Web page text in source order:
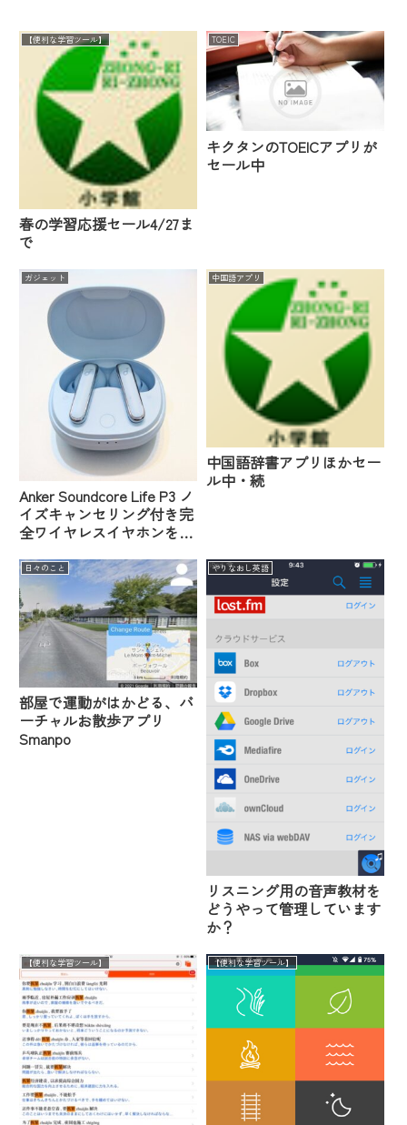
【便利な学習ツール】
春の学習応援セール4/27ま
で
TOEIC
キクタンのTOEICアプリが
セール中
ガジェット
Anker Soundcore Life P3 ノ
イズキャンセリング付き完
全ワイヤレスイヤホンを買
中国語アプリ
中国語辞書アプリほかセー
ル中・続
日々のこと
部屋で運動がはかどる、バ
ーチャルお散歩アプリ
Smanpo
やりなおし英語
リスニング用の音声教材を
どうやって管理しています
か？
【便利な学習ツール】 【便利な学習ツール】